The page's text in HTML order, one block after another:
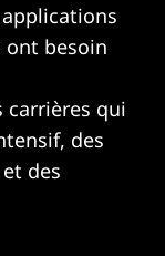
ont besoin
carrières qui
des
des